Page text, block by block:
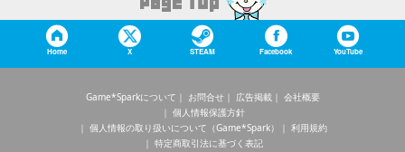
Home X STEAM Facebook YouTube
Game*Sparkについて お問合せ 広告掲載
会社概要
個人情報保護方針
個人情報の取り扱いについて（Game*Spark）
利用規約
特定商取引法に基づく表記